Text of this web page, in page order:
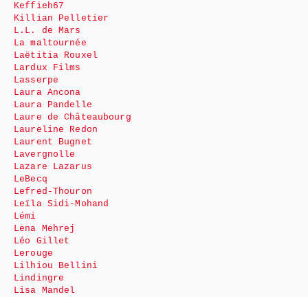
Keffieh67
Killian Pelletier
L.L. de Mars
La maltournée
Laëtitia Rouxel
Lardux Films
Lasserpe
Laura Ancona
Laura Pandelle
Laure de Châteaubourg
Laureline Redon
Laurent Bugnet
Lavergnolle
Lazare Lazarus
LeBecq
Lefred-Thouron
Leïla Sidi-Mohand
Lémi
Lena Mehrej
Léo Gillet
Lerouge
Lilhiou Bellini
Lindingre
Lisa Mandel